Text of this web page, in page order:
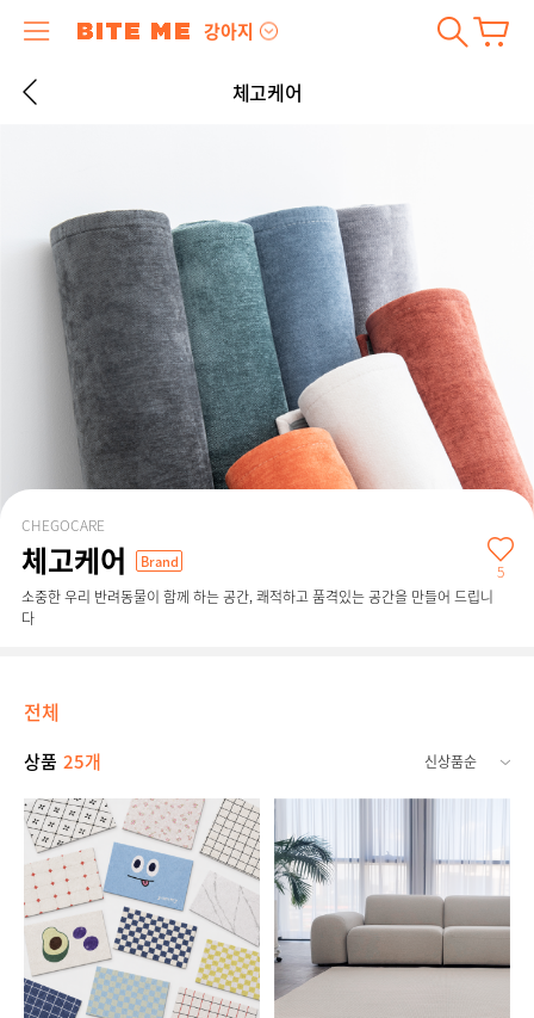
강아지
체고케어
CHEGOCARE
체고케어 Brand
5
소중한 우리 반려동물이 함께 하는 공간, 쾌적하고 품격있는 공간을 만들어 드립니
다
전체
상품 25개